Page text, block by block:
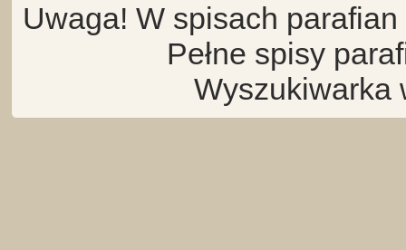
Uwaga! W spisach
Pełne spisy
Wyszukiwarka